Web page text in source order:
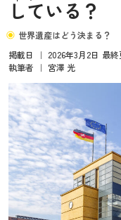
している？
世界遺産はどう決まる？
掲載日
｜ 2026年3月2日 最終
執筆者
｜ 宮澤 光